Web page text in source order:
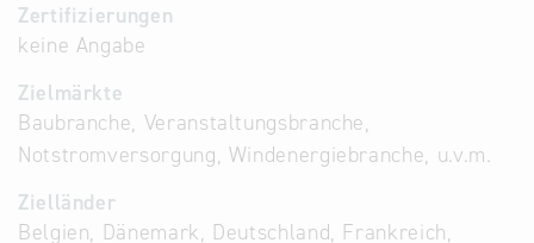
Zertifizierungen
keine Angabe
Zielmärkte
Baubranche, Veranstaltungsbranche,
Notstromversorgung, Windenergiebranche, u.v.m.
Zielländer
Belgien, Dänemark, Deutschland, Frankreich,